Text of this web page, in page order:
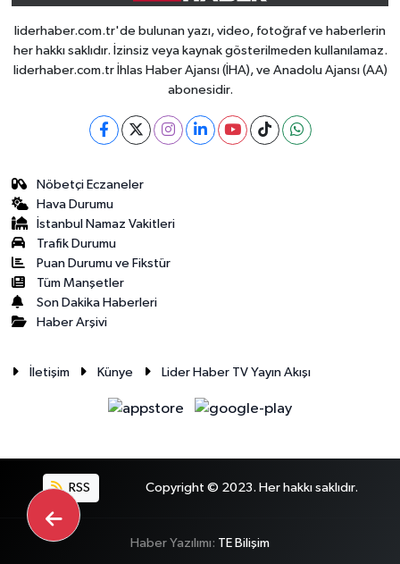
liderhaber.com.tr'de bulunan yazı, video, fotoğraf ve haberlerin
her hakkı saklıdır. İzinsiz veya kaynak gösterilmeden kullanılamaz.
liderhaber.com.tr İhlas Haber Ajansı (İHA), ve Anadolu Ajansı (AA)
abonesidir.
Nöbetçi Eczaneler
Hava Durumu
İstanbul Namaz Vakitleri
Trafik Durumu
Puan Durumu ve Fikstür
Tüm Manşetler
Son Dakika Haberleri
Haber Arşivi
İletişim Künye Lider Haber TV Yayın Akışı
RSS Copyright © 2023. Her hakkı saklıdır.
Haber Yazılımı: TE Bilişim